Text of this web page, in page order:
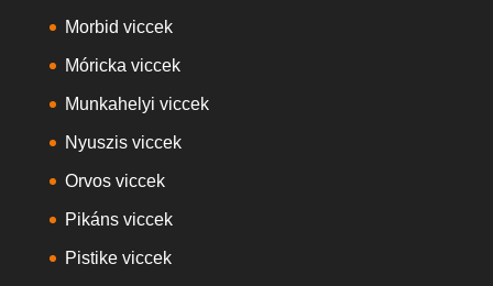
Morbid viccek
Móricka viccek
Munkahelyi viccek
Nyuszis viccek
Orvos viccek
Pikáns viccek
Pistike viccek